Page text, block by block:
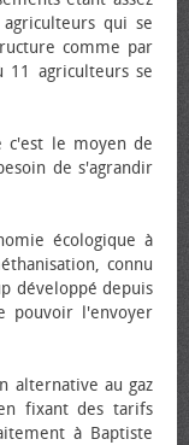
qui se
comme par
11 agriculteurs se
c'est le moyen de
de s'agrandir
écologique à
connu
développé depuis
pouvoir l'envoyer
alternative au gaz
fixant des tarifs
à Baptiste